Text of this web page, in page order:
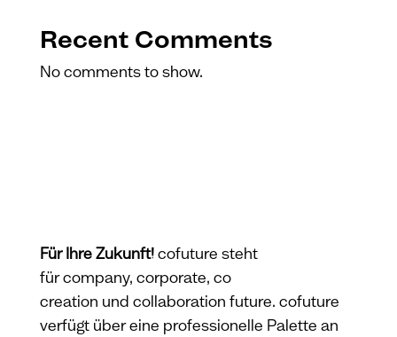
Recent Comments
No comments to show.
Für Ihre Zukunft!cofuture steht
für company, corporate, co
creation und collaboration future. cofuture
verfügt über eine professionelle Palette an